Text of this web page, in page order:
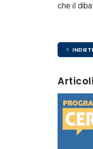
che il